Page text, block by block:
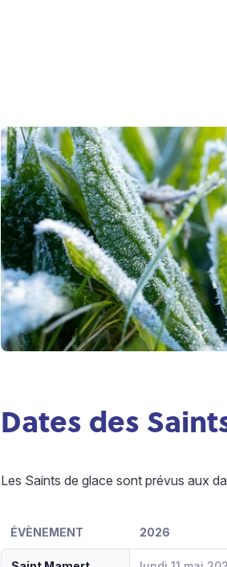
Dates des
Les Saints de glace sont prévus aux
ÉVÈNEMENT 2026